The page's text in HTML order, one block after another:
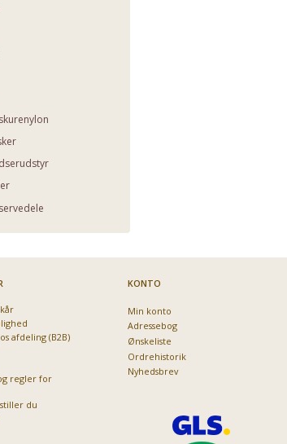
afdeling (B2B)
regler for
du
KONTO
Min konto
Adressebog
Ønskeliste
Ordrehistorik
Nyhedsbrev
Stort udvalg i ventilatorer